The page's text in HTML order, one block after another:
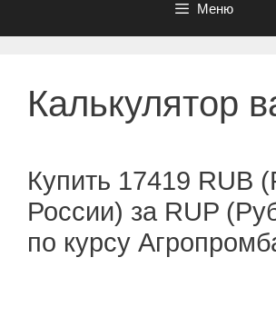
Меню
Калькулятор
Купить 17419 RUB
России) за RUP
по курсу